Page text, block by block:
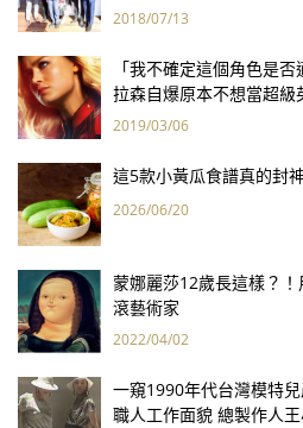
2018/07/13
「我不確定這個角色是
拉森自爆原本不想當超級
2019/03/06
這5款小黃瓜食譜真的封
2026/06/20
蒙娜麗莎12歲長這樣？
滾藝術家
2022/04/02
一窺1990年代台灣模特
職人工作面貌 總製作人